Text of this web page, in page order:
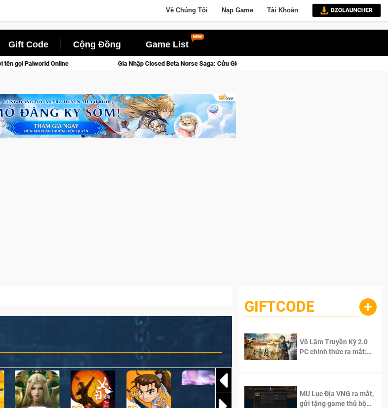
Về Chúng Tôi Nạp Game Tài Khoản
Gift Code Cộng Đồng Game List
Gia Nhập Closed Beta Norse Saga: Cửu Giới Thức Tỉnh, Săn DJI Osmo Pocket 3 Ngay Hôm Nay
GIFTCODE +
Võ Lâm Truyền Kỳ 2.0
PC chính thức ra mắt:
MU Lục Địa VNG ra mắt,
gửi tặng game thủ bộ